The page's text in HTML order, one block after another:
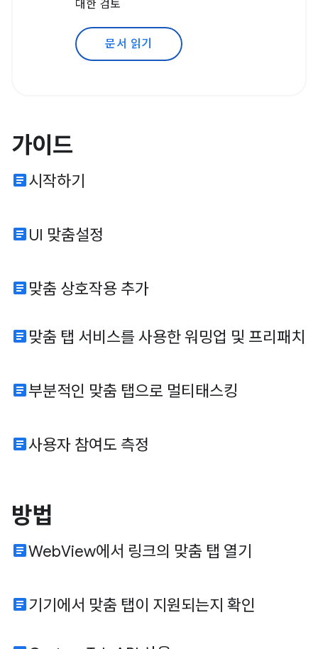
대한 검토
문서 읽기
가이드
article시작하기
article UI 맞춤설정
article 맞춤 상호작용 추가
article 맞춤 탭 서비스를 사용한 워밍업 및 프리패치
article부분적인 맞춤 탭으로 멀티태스킹
article사용자 참여도 측정
방법
articleWebView에서 링크의 맞춤 탭 열기
article기기에서 맞춤 탭이 지원되는지 확인